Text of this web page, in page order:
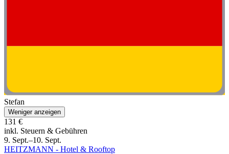
Stefan
Weniger anzeigen
131 €
inkl. Steuern & Gebühren
9. Sept.–10. Sept.
HEITZMANN - Hotel & Rooftop